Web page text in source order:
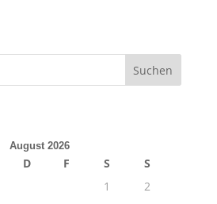
August 2026
D F S
S
1
2